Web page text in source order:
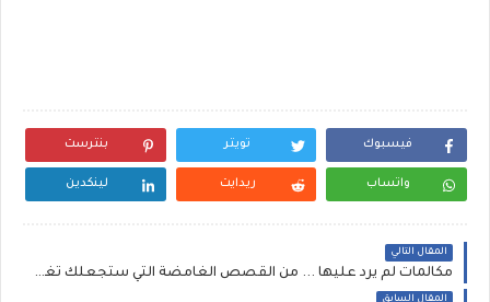
فيسبوك تويتر بنترست
واتساب ريدايت لينكدين
المقال التالي
مكالمات لم يرد عليها ... من القصص الغامضة التي ستجعلك تغوص في تفاصيلها